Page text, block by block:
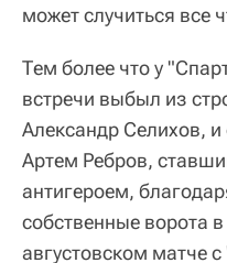
может случиться все
Тем более что у
встречи выбыл из
Александр Селихов, и
Артем Ребров,
антигероем,
собственные ворота
августовском матче